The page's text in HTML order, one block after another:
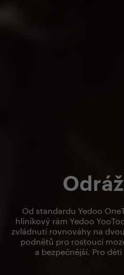
Od standardu Yedoo
hliníkový rám Yedoo
zvládnutí rovnováhy na
podnětů pro rostoucí
a bezpečnější. Pro